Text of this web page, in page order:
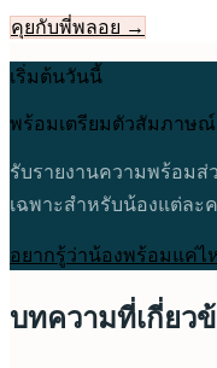
คุยกับพี่พลอย →
เริ่มต้นวันนี้
พร้อมเตรียมตัวสัมภาษณ์
รับรายงานความพร้อม
เฉพาะสำหรับน้องแต่ละ
อยากรู้ว่าน้องพร้อมแค่ไ
บทความที่เกี่ยว